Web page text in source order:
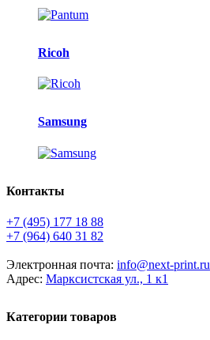
Ricoh
Samsung
Контакты
+7 (495) 177 18 88
+7 (964) 640 31 82
Электронная почта: info@next-print.ru
Адрес: Марксистская ул., 1 к1
Категории товаров